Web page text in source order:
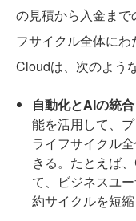
の見積から入金ま
フサイクル全体に
Cloudは、次のよう
自動化とAIの統合
能を活用して、
ライフサイクル
きる。たとえば
て、ビジネスユ
約サイクルを短縮